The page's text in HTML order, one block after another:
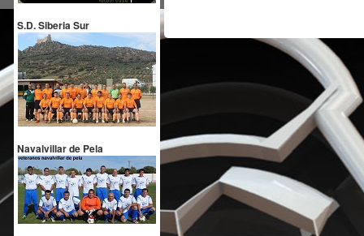
S.D. Siberia Sur
Navalvillar de Pela